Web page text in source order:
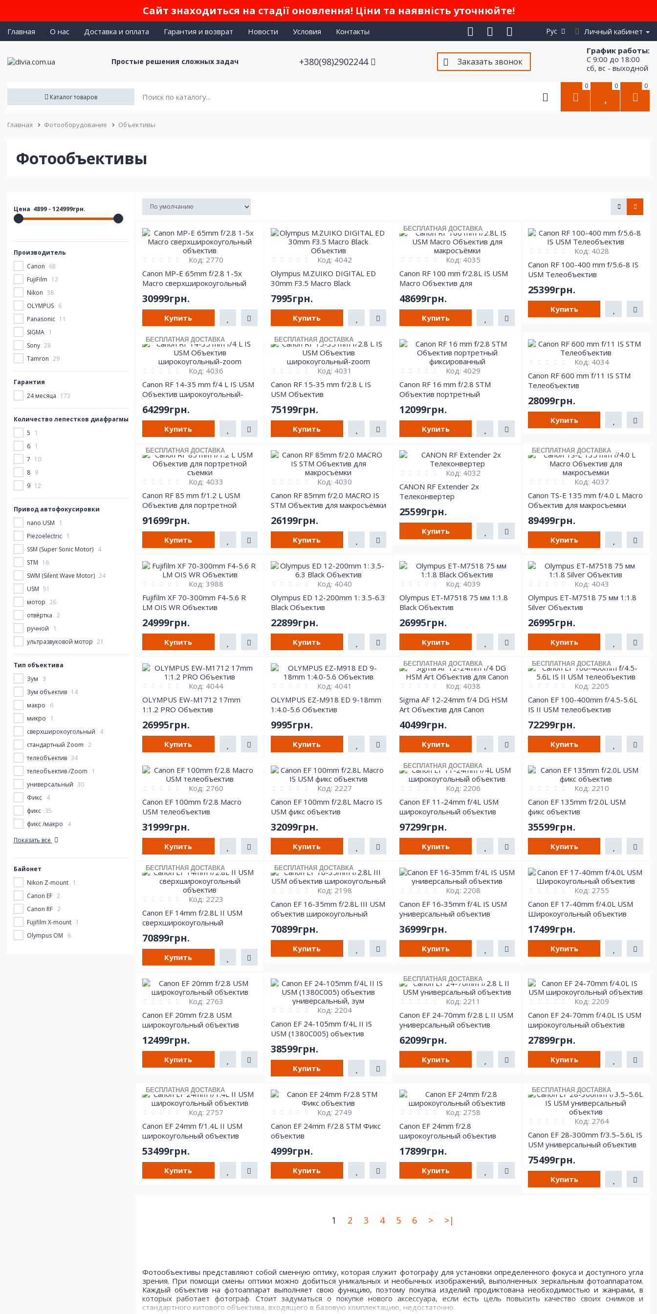
Сайт знаходиться на стадії оновлення! Ціни та наявність уточнюйте!
Главная О нас Доставка и оплата Гарантия и возврат Новости Условия Контакты Личный кабинет
Простые решения сложных задач +380(98)2902244 Заказать звонок
График работы:
С 9:00 до 18:00
сб, вс - выходной
Каталог товаров
0 0 0
Главная Фотооборудование Объективы
Фотообъективы
Цена 4899- 124999грн.
Производитель
Canon 68
FujiFilm 12
Nikon 38
OLYMPUS 6
Panasonic 11
SIGMA 1
Sony 28
Tamron 29
Гарантия
24 месяца 173
Количество лепестков диафрагмы
5
1
6 1
7 10
8 9
9 12
Привод автофокусировки
nano USM
1
Piezoelectric 1
SSM (Super Sonic Motor) 4
STM 16
SWM (Silent Wave Motor) 24
USM 51
мотор 26
отвёртка 2
ручной
1
ультразвуковой мотор 21
Тип объектива
Зум 3
Зум объектив 14
макро
6
микро
1
сверхширокоугольный
4
стандартный Zoom 2
телеобъектив 34
телеобъектив /Zoom
1
универсальный 30
Фикс 4
фикс 35
фикс /макро
4
Показать все
Байонет
Nikon Z-mount 1
Canon EF 2
Canon RF 2
Fujifilm X-mount 1
Olympus OM
6
Код: 2770
Canon MP-E 65mm f/2.8 1-5x
Macro cверхширокоугольный
30999грн.
Купить
Код: 4042
Olympus M.ZUIKO DIGITAL ED
30mm F3.5 Macro Black
7995грн.
Купить
БЕСПЛАТНАЯ ДОСТАВКА
Код: 4035
Canon RF 100 mm f/2.8L IS USM
Macro Объектив для
48699грн.
Купить
Код: 4028
Canon RF 100-400 mm f/5.6-8 IS
USM Телеобъектив
25399грн.
Купить
БЕСПЛАТНАЯ ДОСТАВКА
Код: 4036
Canon RF 14-35 mm f/4 L IS USM
Объектив широкоугольный-
64299грн.
Купить
БЕСПЛАТНАЯ ДОСТАВКА
Код: 4031
Canon RF 15-35 mm f/2.8 L IS
USM Объектив
75199грн.
Купить
Код: 4029
Canon RF 16 mm f/2.8 STM
Объектив портретный
12099грн.
Купить
Код: 4034
Canon RF 600 mm f/11 IS STM
Телеобъектив
28099грн.
Купить
БЕСПЛАТНАЯ ДОСТАВКА
Код: 4033
Canon RF 85 mm f/1.2 L USM
Объектив для портретной
91699грн.
Купить
Код: 4030
Canon RF 85mm f/2.0 MACRO IS
STM Объектив для макросъёмки
26199грн.
Купить
Код: 4032
CANON RF Extender 2x
Телеконвертер
25599грн.
Купить
БЕСПЛАТНАЯ ДОСТАВКА
Код: 4037
Canon TS-E 135 mm f/4.0 L Macro
Объектив для макросъемки
89499грн.
Купить
Код: 3988
Fujifilm XF 70-300mm F4-5.6 R
LM OIS WR Объектив
24999грн.
Купить
Код: 4040
Olympus ED 12-200mm 1: 3.5-6.3
Black Объектив
22899грн.
Купить
Код: 4039
Olympus ET-M7518 75 мм 1:1.8
Black Объектив
26995грн.
Купить
Код: 4043
Olympus ET-M7518 75 мм 1:1.8
Silver Объектив
26995грн.
Купить
Код: 4044
OLYMPUS EW-M1712 17mm
1:1.2 PRO Объектив
26995грн.
Купить
Код: 4041
OLYMPUS EZ-M918 ED 9-18mm
1:4.0-5.6 Объектив
9995грн.
Купить
БЕСПЛАТНАЯ ДОСТАВКА
Код: 4038
Sigma AF 12-24mm f/4 DG HSM
Art Объектив для Canon
40499грн.
Купить
БЕСПЛАТНАЯ ДОСТАВКА
Код: 2205
Canon EF 100-400mm f/4.5-5.6L
IS II USM телеобъектив
72299грн.
Купить
Код: 2760
Canon EF 100mm f/2.8 Macro
USM телеобъектив
31999грн.
Купить
Код: 2227
Canon EF 100mm f/2.8L Macro IS
USM фикс объектив
32099грн.
Купить
БЕСПЛАТНАЯ ДОСТАВКА
Код: 2206
Canon EF 11-24mm f/4L USM
широкоугольный объектив
97299грн.
Купить
Код: 2210
Canon EF 135mm f/2.0L USM
фикс объектив
35599грн.
Купить
БЕСПЛАТНАЯ ДОСТАВКА
Код: 2223
Canon EF 14mm f/2.8L II USM
сверхширокоугольный
70899грн.
Купить
БЕСПЛАТНАЯ ДОСТАВКА
Код: 2198
Canon EF 16-35mm f/2.8L III USM
объектив широкоугольный
70899грн.
Купить
Код: 2208
Canon EF 16-35mm f/4L IS USM
универсальный объектив
36999грн.
Купить
Код: 2755
Canon EF 17-40mm f/4.0L USM
Широкоугольный объектив
17499грн.
Купить
Код: 2763
Canon EF 20mm f/2.8 USM
широкоугольный объектив
12499грн.
Купить
Код: 2204
Canon EF 24-105mm f/4L II IS
USM (1380C005) объектив
38599грн.
Купить
БЕСПЛАТНАЯ ДОСТАВКА
Код: 2211
Canon EF 24-70mm f/2.8 L II USM
универсальный объектив
62099грн.
Купить
Код: 2209
Canon EF 24-70mm f/4.0L IS USM
широкоугольный объектив
27899грн.
Купить
БЕСПЛАТНАЯ ДОСТАВКА
Код: 2757
Canon EF 24mm f/1.4L II USM
широкоугольный объектив
53499грн.
Купить
Код: 2749
Canon EF 24mm F/2.8 STM Фикс
объектив
4999грн.
Купить
Код: 2758
Canon EF 24mm f/2.8
широкоугольный объектив
17899грн.
Купить
БЕСПЛАТНАЯ ДОСТАВКА
Код: 2764
Canon EF 28-300mm f/3.5–5.6L IS
USM универсальный объектив
75499грн.
Купить
1 2 3 4 5 6 > >|
Фотообъективы представляют собой сменную оптику, которая служит фотографу для установки определенного фокуса и доступного угла
зрения. При помощи смены оптики можно добиться уникальных и необычных изображений, выполненных зеркальным фотоаппаратом.
Каждый объектив на фотоаппарат выполняет свою функцию, поэтому покупка изделий продиктована необходимостью и жанрами, в
которых работает фотограф. Стоит задуматься о покупке нового аксессуара, если есть цель повысить качество своих снимков и
стандартного китового объектива, входящего в базовую комплектацию, недостаточно.